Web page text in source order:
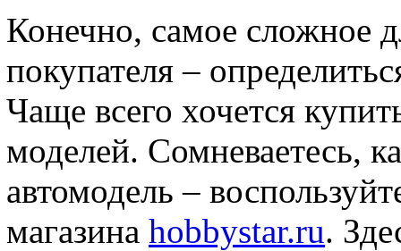
Конечно, самое сложное
покупателя –
Чаще всего хочется
моделей. Сомневаетесь,
автомодель –
магазина hobbystar.ru.